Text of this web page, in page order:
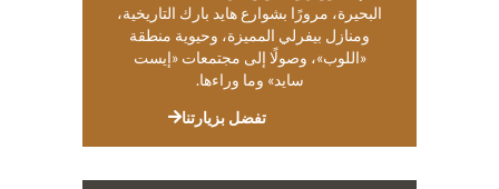
البحيرة، مرورًا بشوارع هايد بارك التاريخية،
ومنازل بيفرلي المميزة، وحيوية منطقة
«اللوب»، وصولًا إلى مجتمعات «إيست
سايد» وما وراءها.
تفضل بزيارتنا